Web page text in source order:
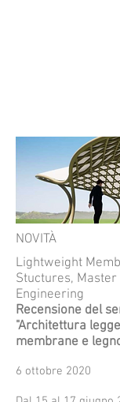
NOVITÀ
Lightweight
Stuctures, Master
Engineering
Recensione del
"Architettura
membrane e
6 ottobre 2020